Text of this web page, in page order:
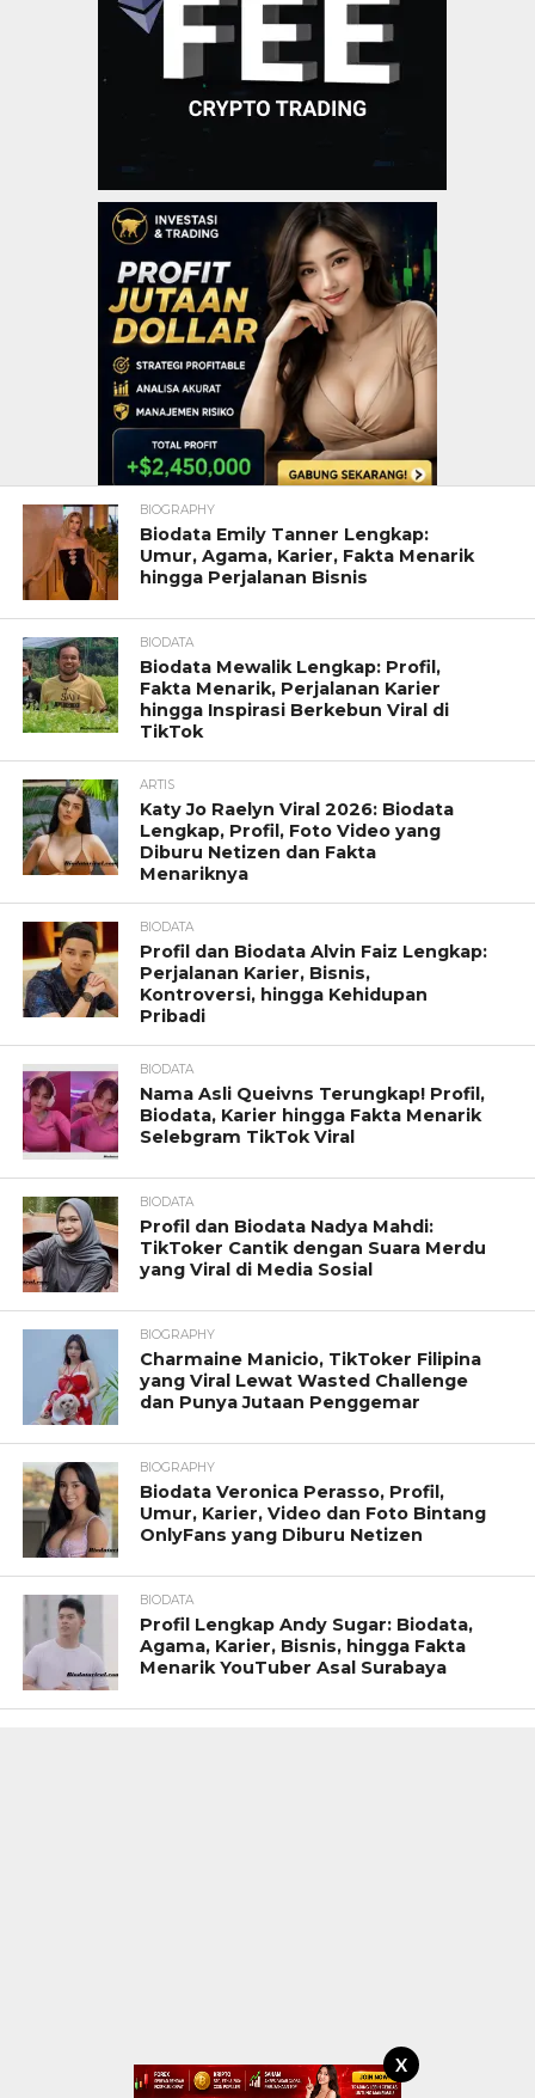
X
BIOGRAPHY
Biodata Emily Tanner Lengkap:
Umur, Agama, Karier, Fakta Menarik
hingga Perjalanan Bisnis
BIODATA
Biodata Mewalik Lengkap: Profil,
Fakta Menarik, Perjalanan Karier
hingga Inspirasi Berkebun Viral di
TikTok
ARTIS
Katy Jo Raelyn Viral 2026: Biodata
Lengkap, Profil, Foto Video yang
Diburu Netizen dan Fakta
Menariknya
BIODATA
Profil dan Biodata Alvin Faiz Lengkap:
Perjalanan Karier, Bisnis,
Kontroversi, hingga Kehidupan
Pribadi
BIODATA
Nama Asli Queivns Terungkap! Profil,
Biodata, Karier hingga Fakta Menarik
Selebgram TikTok Viral
BIODATA
Profil dan Biodata Nadya Mahdi:
TikToker Cantik dengan Suara Merdu
yang Viral di Media Sosial
BIOGRAPHY
Charmaine Manicio, TikToker Filipina
yang Viral Lewat Wasted Challenge
dan Punya Jutaan Penggemar
BIOGRAPHY
Biodata Veronica Perasso, Profil,
Umur, Karier, Video dan Foto Bintang
OnlyFans yang Diburu Netizen
BIODATA
Profil Lengkap Andy Sugar: Biodata,
Agama, Karier, Bisnis, hingga Fakta
Menarik YouTuber Asal Surabaya